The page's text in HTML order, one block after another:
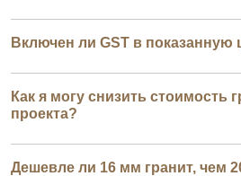
Включен ли GST в показанную
Как я могу снизить стоимость
проекта?
Дешевле ли 16 мм гранит, чем